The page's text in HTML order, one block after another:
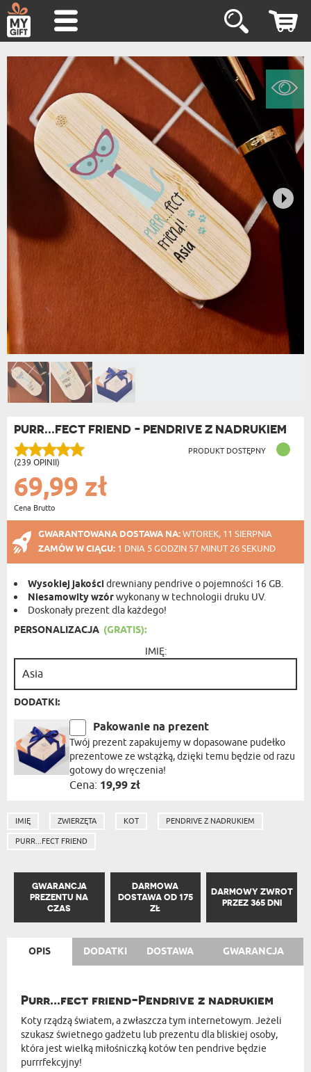
PURR...FECT FRIEND - PENDRIVE Z NADRUKIEM
(239 OPINII)
PRODUKT DOSTĘPNY
69,99 zł
Cena Brutto
GWARANTOWANA DOSTAWA NA:WTOREK, 11 SIERPNIA
ZAMÓW W CIĄGU: 1 DNIA 5 GODZIN 57 MINUT 25 SEKUND
Wysokiej jakości drewniany pendrive o pojemności 16 GB.
Niesamowity wzórwykonany w technologii druku UV.
Doskonały prezent dla każdego!
PERSONALIZACJA (GRATIS):
IMIĘ:
DODATKI:
Pakowanie na prezent
Twój prezent zapakujemy w dopasowane pudełko
prezentowe ze wstążką, dzięki temu będzie od razu
gotowy do wręczenia!
Cena: 19,99 zł
IMIĘ ZWIERZĘTA KOT PENDRIVE Z NADRUKIEM
PURR...FECT FRIEND
GWARANCJA
PREZENTU NA
CZAS
DARMOWA
DOSTAWA OD 175
ZŁ
DARMOWY ZWROT
PRZEZ 365 DNI
OPIS DODATKI DOSTAWA GWARANCJA
Purr...fect friend-Pendrive z nadrukiem
Koty rządzą światem, a zwłaszcza tym internetowym. Jeżeli
szukasz świetnego gadżetu lub prezentu dla bliskiej osoby,
która jest wielką miłośniczką kotów ten pendrive będzie
purrrfekcyjny!